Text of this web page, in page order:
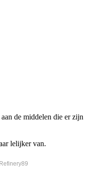
de middelen die er zijn
lelijker van.